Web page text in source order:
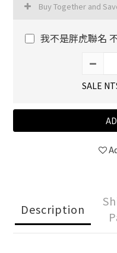
Buy Together and
我不是胖虎聯名
SALE
Description